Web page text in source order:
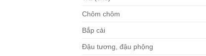
Chôm chôm
Bắp cải
Đậu tương, đậu phộng